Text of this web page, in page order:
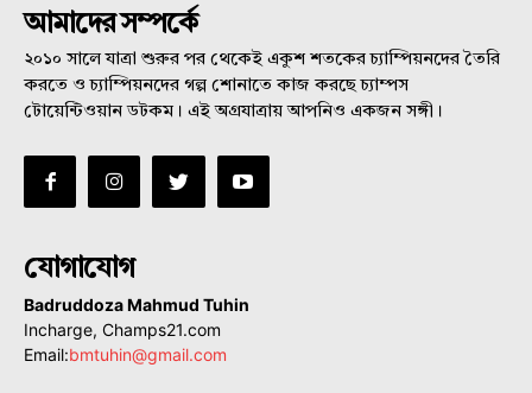
আমাদের সম্পর্কে
২০১০ সালে যাত্রা শুরুর পর থেকেই একুশ শতকের চ্যাম্পিয়নদের তৈরি
করতে ও চ্যাম্পিয়নদের গল্প শোনাতে কাজ করছে চ্যাম্পস
টোয়েন্টিওয়ান ডটকম। এই অগ্রযাত্রায় আপনিও একজন সঙ্গী।
যোগাযোগ
Badruddoza Mahmud Tuhin
Incharge, Champs21.com
Email:bmtuhin@gmail.com